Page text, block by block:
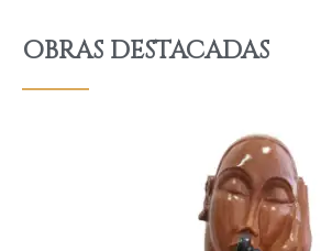
OBRAS DESTACADAS